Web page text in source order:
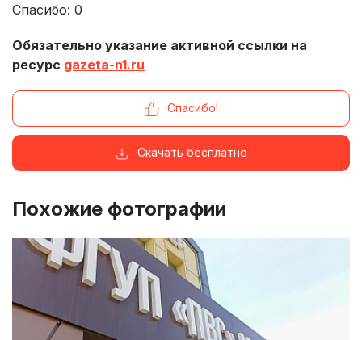
Спасибо: 0
Обязательно указание активной ссылки на
ресурс gazeta-n1.ru
Спасибо!
Скачать бесплатно
Похожие фотографии